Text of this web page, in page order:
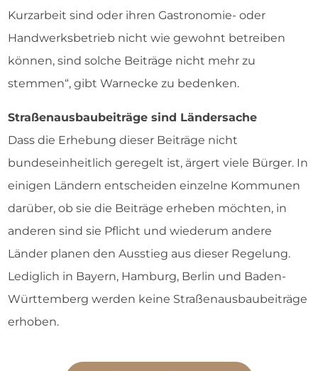
Kurzarbeit sind oder ihren Gastronomie- oder
Handwerksbetrieb nicht wie gewohnt betreiben
können, sind solche Beiträge nicht mehr zu
stemmen“, gibt Warnecke zu bedenken.
Straßenausbaubeiträge sind Ländersache
Dass die Erhebung dieser Beiträge nicht
bundeseinheitlich geregelt ist, ärgert viele Bürger. In
einigen Ländern entscheiden einzelne Kommunen
darüber, ob sie die Beiträge erheben möchten, in
anderen sind sie Pflicht und wiederum andere
Länder planen den Ausstieg aus dieser Regelung.
Lediglich in Bayern, Hamburg, Berlin und Baden-
Württemberg werden keine Straßenausbaubeiträge
erhoben.